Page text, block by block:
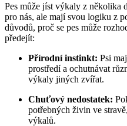
Pes může jíst výkaly z několika
pro nás, ale mají svou logiku z
důvodů, proč se pes může
předejít:
Přírodní instinkt: Psi
prostředí a ochutnávat
výkaly jiných zvířat.
Chuťový nedostatek:
potřebných živin ve
výkalů.